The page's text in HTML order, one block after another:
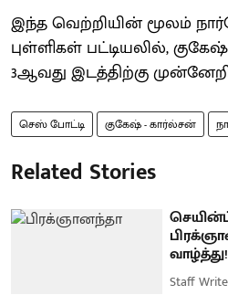
இந்த வெற்றியின் மூலம்
புள்ளிகள் பட்டியலில்,
3ஆவது இடத்திற்கு
செஸ் போட்டி குகேஷ் - கார்ல்சன்
Related Stories
வாழ்த்து!
Staff